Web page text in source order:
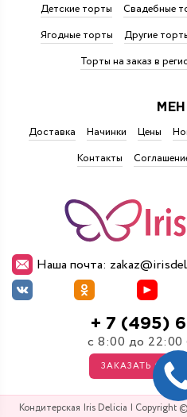
Наша почта:
+ 7 (495)
с 8:00 до 22:00
ЗАКАЗАТЬ
Детские торты Свадебные
Ягодные торты
Другие
Торты на заказ в
Доставка Начинки Цены
Контакты
Кондитерская Iris Delicia | Copyright